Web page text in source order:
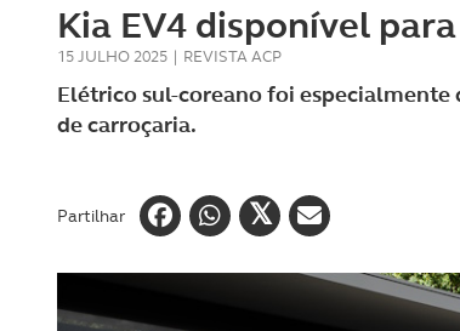
AUTOCARAVANISMO
Kia EV4 disponível
15 JULHO 2025 | REVISTA ACP
Elétrico sul-coreano foi
de carroçaria.
Partilhar